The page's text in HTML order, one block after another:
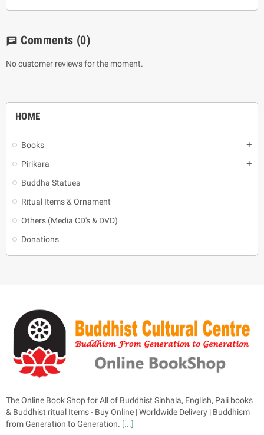
HOME
Books add
Pirikara add
Buddha Statues
Ritual Items & Ornament
Others (Media CD's & DVD)
Donations
chat Comments (0)
No customer reviews for the moment.
The Online Book Shop for All of Buddhist Sinhala, English, Pali books
& Buddhist ritual Items - Buy Online | Worldwide Delivery | Buddhism
from Generation to Generation. [...]